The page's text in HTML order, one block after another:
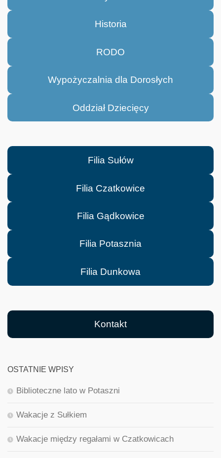
Historia
RODO
Wypożyczalnia dla Dorosłych
Oddział Dziecięcy
Filia Sułów
Filia Czatkowice
Filia Gądkowice
Filia Potasznia
Filia Dunkowa
Kontakt
OSTATNIE WPISY
Biblioteczne lato w Potaszni
Wakacje z Sułkiem
Wakacje między regałami w Czatkowicach